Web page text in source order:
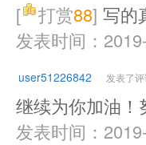
[ 打赏88] 写的
发表时间：
user51226842 发表了
继续为你加油！
发表时间：